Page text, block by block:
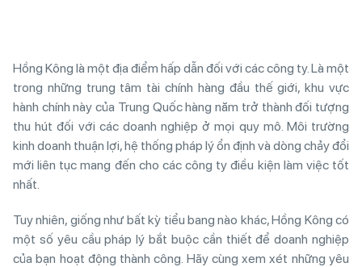
Hồng Kông là một địa điểm hấp dẫn đối với các công ty. Là một
trong những trung tâm tài chính hàng đầu thế giới, khu vực
hành chính này của Trung Quốc hàng năm trở thành đối tượng
thu hút đối với các doanh nghiệp ở mọi quy mô. Môi trường
kinh doanh thuận lợi, hệ thống pháp lý ổn định và dòng chảy đổi
mới liên tục mang đến cho các công ty điều kiện làm việc tốt
nhất.
Tuy nhiên, giống như bất kỳ tiểu bang nào khác, Hồng Kông có
một số yêu cầu pháp lý bắt buộc cần thiết để doanh nghiệp
của bạn hoạt động thành công. Hãy cùng xem xét những yêu